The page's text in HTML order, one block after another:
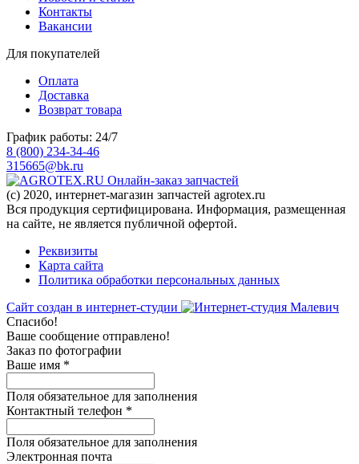
Контакты
Вакансии
Для покупателей
Оплата
Доставка
Возврат товара
График работы: 24/7
8 (800) 234-34-46
315665@bk.ru
Онлайн-заказ запчастей
(c) 2020, интернет-магазин запчастей agrotex.ru
Вся продукция сертифицирована. Информация, размещенная
на сайте, не является публичной офертой.
Реквизиты
Карта сайта
Политика обработки персональных данных
Сайт создан в интернет-студии
Спасибо!
Ваше сообщение отправлено!
Заказ по фотографии
Ваше имя *
Поля обязательное для заполнения
Контактный телефон *
Поля обязательное для заполнения
Электронная почта